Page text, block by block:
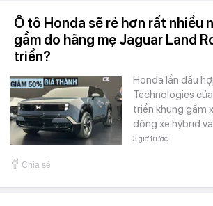
Ô tô Honda sẽ rẻ hơn rất nhiều
gầm do hãng mẹ Jaguar Land
triển?
Honda lần đầu
Technologies
triển khung gầm
dòng xe hybrid
3 giờ trước
Chia sẻ